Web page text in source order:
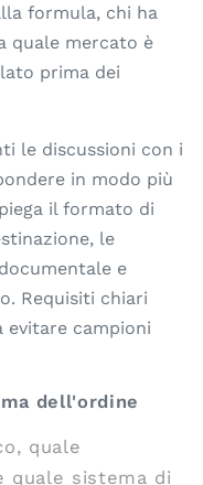
formula, chi ha
quale mercato è
prima dei
le discussioni con i
in modo più
il formato di
le
e
Requisiti chiari
evitare campioni
dell'ordine
quale
quale sistema di